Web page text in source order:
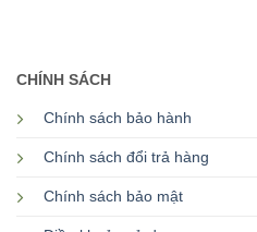
CHÍNH SÁCH
Chính sách bảo hành
Chính sách đổi trả hàng
Chính sách bảo mật